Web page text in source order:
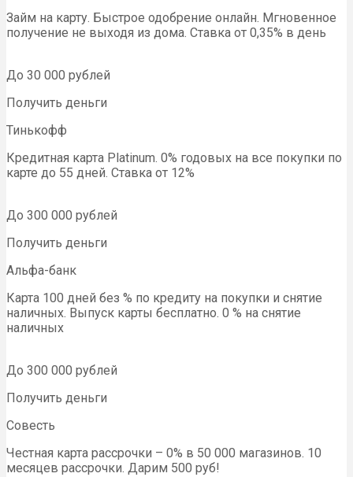
Займ на карту. Быстрое одобрение онлайн. Мгновенное
получение не выходя из дома. Ставка от 0,35% в день
До 30 000 рублей
Получить деньги
Тинькофф
Кредитная карта Platinum. 0% годовых на все покупки по
карте до 55 дней. Ставка от 12%
До 300 000 рублей
Получить деньги
Альфа-банк
Карта 100 дней без % по кредиту на покупки и снятие
наличных. Выпуск карты бесплатно. 0 % на снятие
наличных
До 300 000 рублей
Получить деньги
Совесть
Честная карта рассрочки – 0% в 50 000 магазинов. 10
месяцев рассрочки. Дарим 500 руб!